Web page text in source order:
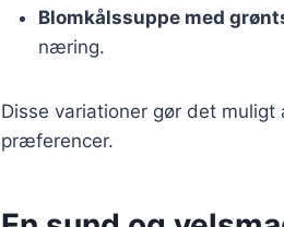
Blomkålssuppe med
næring.
Disse variationer gør det
præferencer.